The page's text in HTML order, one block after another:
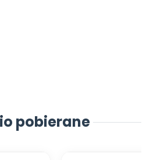
pobierane